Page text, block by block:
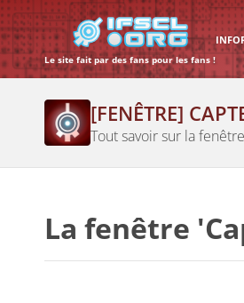
Le site fait par des fans pour les fans !
[FENÊTRE]
Tout savoir sur la
La fenêtre